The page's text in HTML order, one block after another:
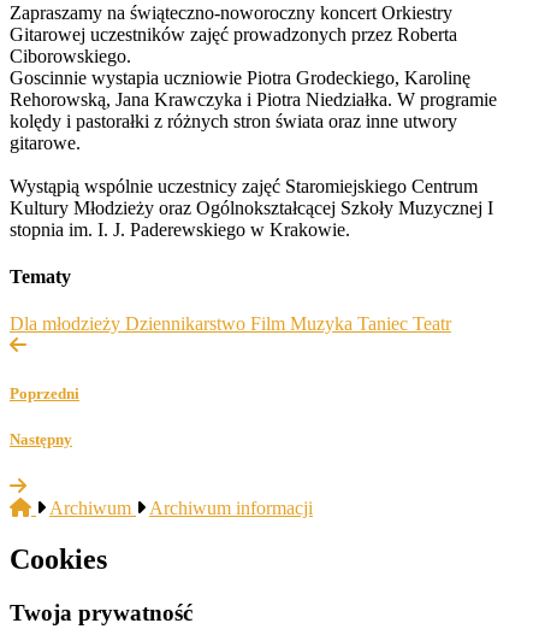
Zapraszamy na świąteczno-noworoczny koncert Orkiestry
Gitarowej uczestników zajęć prowadzonych przez Roberta
Ciborowskiego.
Goscinnie wystapia uczniowie Piotra Grodeckiego, Karolinę
Rehorowską, Jana Krawczyka i Piotra Niedziałka. W programie
kolędy i pastorałki z różnych stron świata oraz inne utwory
gitarowe.
Wystąpią wspólnie uczestnicy zajęć Staromiejskiego Centrum
Kultury Młodzieży oraz Ogólnokształcącej Szkoły Muzycznej I
stopnia im. I. J. Paderewskiego w Krakowie.
Tematy
Dla młodzieży Dziennikarstwo Film Muzyka Taniec Teatr
Poprzedni
Następny
Archiwum Archiwum informacji
Cookies
Twoja prywatność